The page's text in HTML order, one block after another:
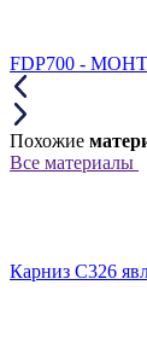
FDP700 -
Похожие
Все материалы
Карниз C326